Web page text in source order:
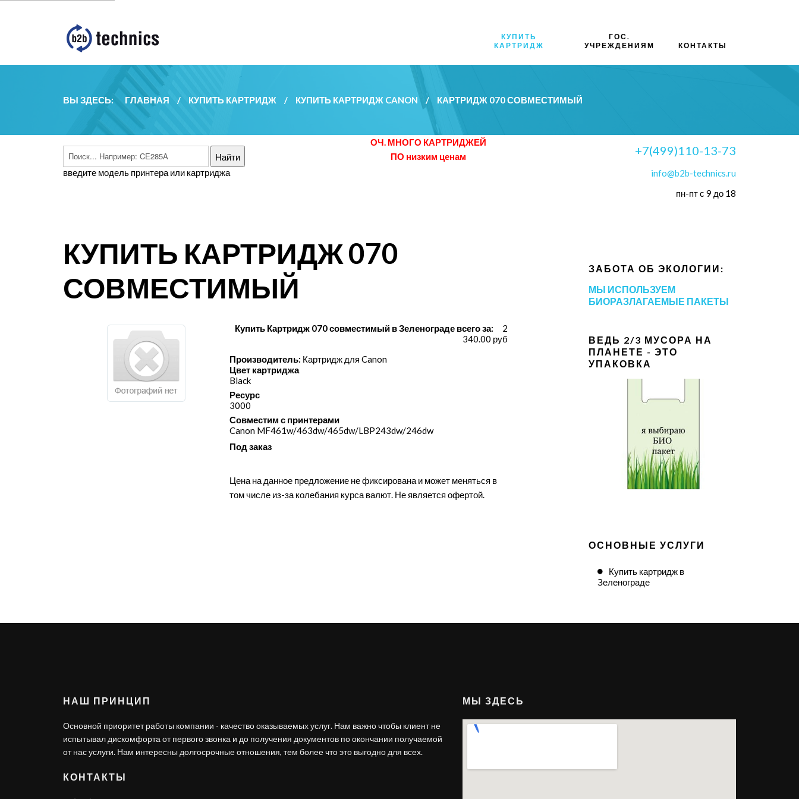
КУПИТЬ
КАРТРИДЖ
ГОС.
УЧРЕЖДЕНИЯМ
КОНТАКТЫ
ВЫ ЗДЕСЬ: ГЛАВНАЯ / КУПИТЬ КАРТРИДЖ / КУПИТЬ КАРТРИДЖ CANON / КАРТРИДЖ 070 СОВМЕСТИМЫЙ
введите модель принтера или картриджа
ОЧ. МНОГО КАРТРИДЖЕЙ
ПО низким ценам
+7(499)110-13-73
info@b2b-technics.ru
пн-пт с 9 до 18
КУПИТЬ КАРТРИДЖ 070
СОВМЕСТИМЫЙ
Купить Картридж 070 совместимый в Зеленограде всего за:
2
340.00 руб
Производитель: Картридж для Canon
Цвет картриджа
Black
Ресурс
3000
Совместим с принтерами
Canon MF461w/​463dw/​465dw/​LBP243dw/​246dw
Под заказ
Цена на данное предложение не фиксирована и может меняться в
том числе из-за колебания курса валют. Не является офертой.
ЗАБОТА ОБ ЭКОЛОГИИ:
МЫ ИСПОЛЬЗУЕМ
БИОРАЗЛАГАЕМЫЕ ПАКЕТЫ
ВЕДЬ 2/3 МУСОРА НА
ПЛАНЕТЕ - ЭТО
УПАКОВКА
ОСНОВНЫЕ УСЛУГИ
Купить картридж в
Зеленограде
НАШ ПРИНЦИП
Основной приоритет работы компании - качество оказываемых услуг. Нам важно чтобы клиент не
испытывал дискомфорта от первого звонка и до получения документов по окончании получаемой
от нас услуги. Нам интересны долгосрочные отношения, тем более что это выгодно для всех.
КОНТАКТЫ
МЫ ЗДЕСЬ